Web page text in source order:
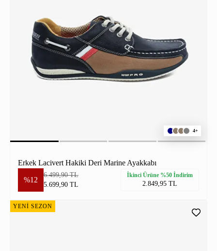
4+
Erkek Lacivert Hakiki Deri Marine Ayakkabı
%12
6.499,90 TL
5.699,90 TL
İkinci Ürüne %50 İndirim
2.849,95 TL
YENİ SEZON